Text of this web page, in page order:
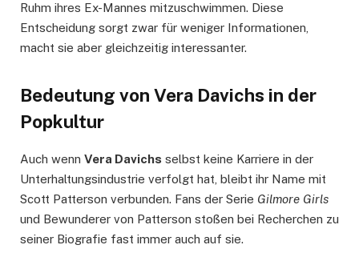
Ruhm ihres Ex-Mannes mitzuschwimmen. Diese
Entscheidung sorgt zwar für weniger Informationen,
macht sie aber gleichzeitig interessanter.
Bedeutung von Vera Davichs in der
Popkultur
Auch wenn Vera Davichs selbst keine Karriere in der
Unterhaltungsindustrie verfolgt hat, bleibt ihr Name mit
Scott Patterson verbunden. Fans der Serie Gilmore Girls
und Bewunderer von Patterson stoßen bei Recherchen zu
seiner Biografie fast immer auch auf sie.